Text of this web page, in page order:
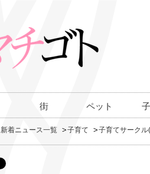
街 ペット
新着ニュース一覧 子育て 子育てサーク